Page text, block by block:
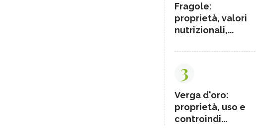
Fragole:
proprietà, valori
nutrizionali,...
3
Verga d'oro:
proprietà, uso e
controindi...